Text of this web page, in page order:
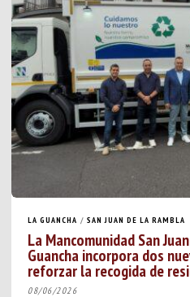
LA GUANCHA / SAN JUAN DE LA RAMBLA
La Mancomunidad San
Guancha incorpora dos
reforzar la recogida de
08/06/2026